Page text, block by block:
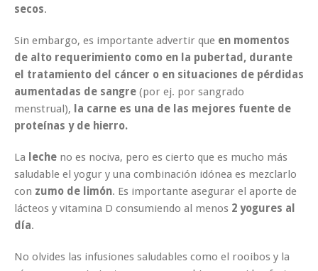
secos.
Sin embargo, es importante advertir que en momentos
de alto requerimiento como en la pubertad, durante
el tratamiento del cáncer o en situaciones de pérdidas
aumentadas de sangre (por ej. por sangrado
menstrual),
la carne es una de las mejores fuente de
proteínas y de hierro.
La leche no es nociva, pero es cierto que es mucho más
saludable el yogur y una combinación idónea es mezclarlo
con zumo de limón. Es importante asegurar el aporte de
lácteos y vitamina D consumiendo al menos 2 yogures al
día.
No olvides las infusiones saludables como el rooibos y la